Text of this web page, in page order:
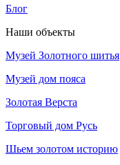
Блог
Наши объекты
Музей Золотного шитья
Музей дом пояса
Золотая Верста
Торговый дом Русь
Шьем золотом историю